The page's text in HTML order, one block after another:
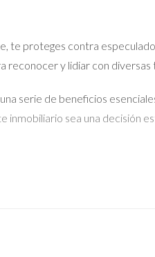
te proteges contra
y lidiar con diversas
serie de beneficios
inmobiliario sea una decisión